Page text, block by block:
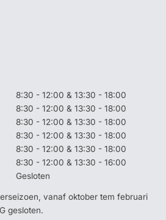
8:30 - 12:00 & 13:30 - 18:00
8:30 - 12:00 & 13:30 - 18:00
8:30 - 12:00 & 13:30 - 18:00
8:30 - 12:00 & 13:30 - 18:00
8:30 - 12:00 & 13:30 - 18:00
8:30 - 12:00 & 13:30 - 16:00
Gesloten
vanaf oktober tem februari
gesloten.